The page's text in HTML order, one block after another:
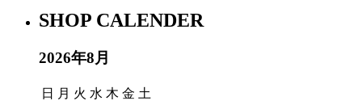
SHOP CALENDER
2026年8月
日 月 火 水 木 金 土